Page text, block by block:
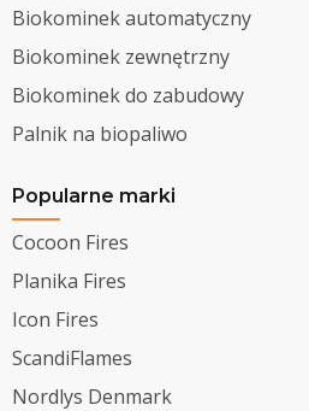
Biokominek automatyczny
Biokominek zewnętrzny
Biokominek do zabudowy
Palnik na biopaliwo
Popularne marki
Cocoon Fires
Planika Fires
Icon Fires
ScandiFlames
Nordlys Denmark